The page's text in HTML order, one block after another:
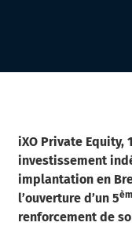
iXO Private Equity,
investissement
implantation en
l’ouverture d’un 5
renforcement de